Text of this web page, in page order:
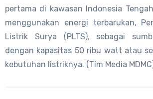
pertama di kawasan Indonesia
menggunakan energi terbarukan,
Listrik Surya (PLTS), sebagai
dengan kapasitas 50 ribu watt atau
kebutuhan listriknya. (Tim Media